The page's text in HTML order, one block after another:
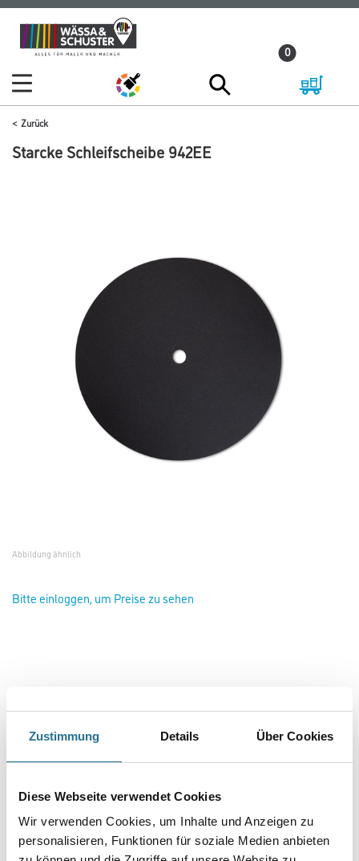
Zustimmung Details Über Cookies
Diese Webseite verwendet Cookies
Wir verwenden Cookies, um Inhalte und Anzeigen zu
personalisieren, Funktionen für soziale Medien anbieten
Zum
Inhalt
Zum
Navigationsmenü
0
Zurück
Starcke Schleifscheibe 942EE
Abbildung ähnlich
Bitte einloggen, um Preise zu sehen
#176459
Art-Nr.:4086-009176
Körnung